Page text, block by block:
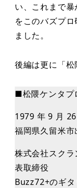
い、これまで
をこのバズプ
ました。
後編は更に「松
■松隈ケンタプ
1979 年 9 ⽉
福岡県久留⽶市
株式会社スク
表取締役
Buzz72+のギタ